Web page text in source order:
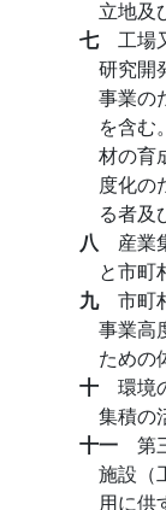
立地及
七 工場
研究開
事業の
を含む
材の育
度化の
る者及
八 産業
と市町
九 市町
事業高
ための
十 環境
集積の
十一 第
施設（
用に供